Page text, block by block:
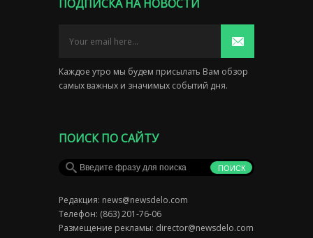
ПОДПИСКА НА НОВОСТИ
Каждое утро мы будем присылать Вам обзор
самых важных и значимых событий дня.
ПОИСК ПО САЙТУ
Редакция: news@newsdelo.com
Телефон: (863) 201-76-06
Размещение рекламы: director@newsdelo.com